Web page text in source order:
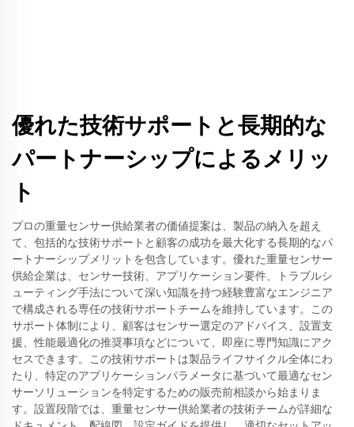
優れた技術サポートと長期的な
パートナーシップによるメリッ
ト
プロの重量センサー供給業者の価値提案は、製品の納入を超え
て、包括的な技術サポートと顧客の成功を最大化する長期的なパ
ートナーシップメリットを包含しています。優れた重量センサー
供給企業は、センサー技術、アプリケーション要件、トラブルシ
ューティング手法について深い知識を持つ経験豊富なエンジニア
で構成される専任の技術サポートチームを維持しています。この
サポート体制により、顧客はセンサー選定のアドバイス、設置支
援、性能最適化の推奨事項などについて、即座に専門知識にアク
セスできます。この技術サポートは製品ライフサイクル全体にわ
たり、特定のアプリケーションパラメータに基づいて最適なセン
サーソリューションを特定するための販売前相談から始まりま
す。設置段階では、重量センサー供給業者の技術チームが詳細な